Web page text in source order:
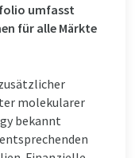
umfasst
für alle Märkte
molekularer
bekannt